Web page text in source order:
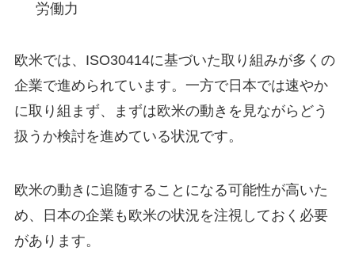
労働力
欧米では、ISO30414に基づいた取り組みが多くの
企業で進められています。一方で日本では速やか
に取り組まず、まずは欧米の動きを見ながらどう
扱うか検討を進めている状況です。
欧米の動きに追随することになる可能性が高いた
め、日本の企業も欧米の状況を注視しておく必要
があります。